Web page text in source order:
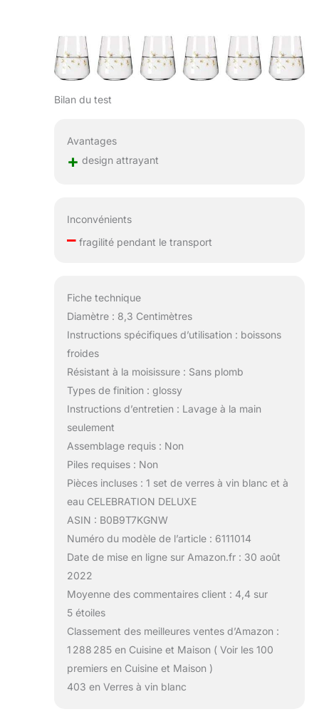
Bilan du test
Avantages
+ design attrayant
Inconvénients
–fragilité pendant le transport
Fiche technique
Diamètre : 8,3 Centimètres
Instructions spécifiques d’utilisation : boissons
froides
Résistant à la moisissure : Sans plomb
Types de finition : glossy
Instructions d’entretien : Lavage à la main
seulement
Assemblage requis : Non
Piles requises : Non
Pièces incluses : 1 set de verres à vin blanc et à
eau CELEBRATION DELUXE
ASIN : B0B9T7KGNW
Numéro du modèle de l’article : 6111014
Date de mise en ligne sur Amazon.fr : 30 août
2022
Moyenne des commentaires client : 4,4 sur
5 étoiles
Classement des meilleures ventes d’Amazon :
1 288 285 en Cuisine et Maison ( Voir les 100
premiers en Cuisine et Maison )
403 en Verres à vin blanc